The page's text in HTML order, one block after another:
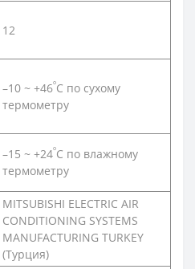
12
–10 ~ +46ºC по сухому
термометру
–15 ~ +24ºC по влажному
термометру
MITSUBISHI ELECTRIC AIR
CONDITIONING SYSTEMS
MANUFACTURING TURKEY
(Турция)